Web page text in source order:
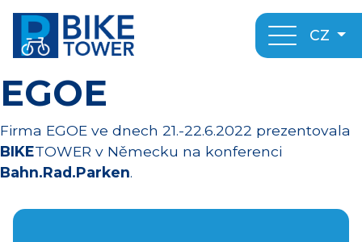
CZ
EGOE
Firma EGOE ve dnech 21.-22.6.2022 prezentovala
BIKETOWER v Německu na konferenci
Bahn.Rad.Parken.